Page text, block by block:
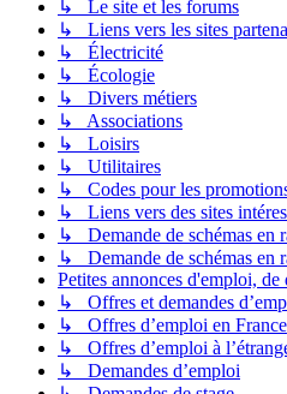
↳ Le site et les forums
↳ Liens vers les sites
↳ Électricité
↳ Écologie
↳ Divers métiers
↳ Associations
↳ Loisirs
↳ Utilitaires
↳ Codes pour les
↳ Liens vers des sites
↳ Demande de schémas en
↳ Demande de schémas en
Petites annonces d'emploi, de
↳ Offres et demandes
↳ Offres d’emploi en France
↳ Offres d’emploi à
↳ Demandes d’emploi